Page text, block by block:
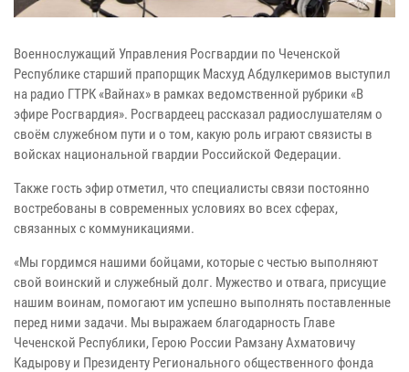
Военнослужащий Управления Росгвардии по Чеченской
Республике старший прапорщик Масхуд Абдулкеримов выступил
на радио ГТРК «Вайнах» в рамках ведомственной рубрики «В
эфире Росгвардия». Росгвардеец рассказал радиослушателям о
своём служебном пути и о том, какую роль играют связисты в
войсках национальной гвардии Российской Федерации.
Также гость эфир отметил, что специалисты связи постоянно
востребованы в современных условиях во всех сферах,
связанных с коммуникациями.
«Мы гордимся нашими бойцами, которые с честью выполняют
свой воинский и служебный долг. Мужество и отвага, присущие
нашим воинам, помогают им успешно выполнять поставленные
перед ними задачи. Мы выражаем благодарность Главе
Чеченской Республики, Герою России Рамзану Ахматовичу
Кадырову и Президенту Регионального общественного фонда